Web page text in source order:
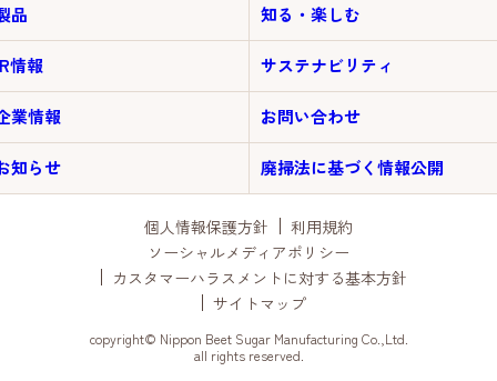
品 知る・楽しむ
情報 サステナビリティ
業情報 お問い合わせ
知らせ 廃掃法に基づく情報公開
個人情報保護方針
利用規約
ソーシャルメディアポリシー
カスタマーハラスメントに対する基本方針
サイトマップ
copyright© Nippon Beet Sugar Manufacturing Co.,Ltd.
all rights reserved.